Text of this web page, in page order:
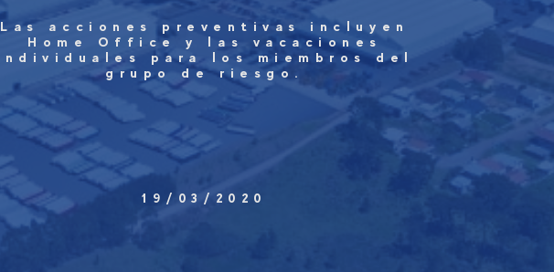
Las acciones preventivas incluyen
Home Office y las vacaciones
para los miembros del
grupo de riesgo.
19/03/2020